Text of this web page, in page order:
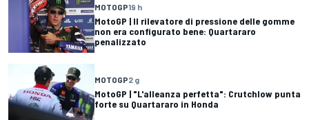
MOTOGP19 h
MotoGP | Il rilevatore di pressione delle gomme
non era configurato bene: Quartararo
penalizzato
MOTOGP2 g
MotoGP | "L'alleanza perfetta": Crutchlow punta
forte su Quartararo in Honda